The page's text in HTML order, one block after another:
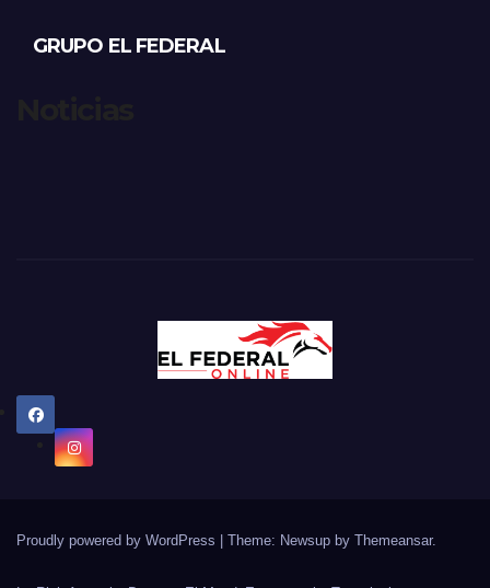
GRUPO EL FEDERAL
Proudly powered by WordPress | Theme: Newsup by Themeansar.